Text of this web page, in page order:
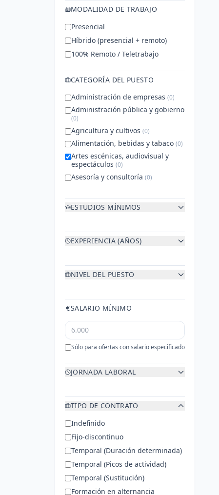
Barcelona ( 0)
MODALIDAD DE TRABAJO
Presencial
Híbrido (presencial + remoto)
100% Remoto / Teletrabajo
CATEGORÍA DEL PUESTO
Administración de empresas (0)
Administración pública y gobierno
(0)
Agricultura y cultivos (0)
Alimentación, bebidas y tabaco (0)
Artes escénicas, audiovisual y
espectáculos (0)
Asesoría y consultoría (0)
center (0)
Automoción y vehículos
ESTUDIOS MÍNIMOS
EXPERIENCIA (AÑOS)
NIVEL DEL PUESTO
€SALARIO MÍNIMO
Sólo para ofertas con salario especificado
JORNADA LABORAL
TIPO DE CONTRATO
Indefinido
Fijo-discontinuo
Temporal (Duración determinada)
Temporal (Picos de actividad)
Temporal (Sustitución)
Formación en alternancia